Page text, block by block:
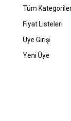
Tüm
Fiyat Listeleri
Üye Girişi
Yeni Üye